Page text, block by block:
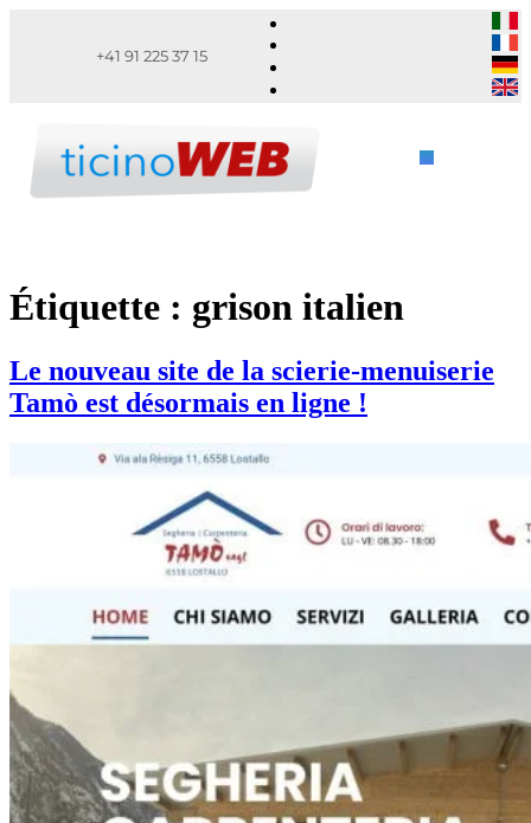
+41 91 225 37 15
Étiquette : grison italien
Le nouveau site de la scierie-menuiserie
Tamò est désormais en ligne !